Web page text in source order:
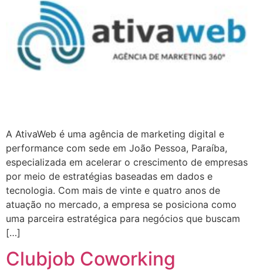
A AtivaWeb é uma agência de marketing digital e
performance com sede em João Pessoa, Paraíba,
especializada em acelerar o crescimento de empresas
por meio de estratégias baseadas em dados e
tecnologia. Com mais de vinte e quatro anos de
atuação no mercado, a empresa se posiciona como
uma parceira estratégica para negócios que buscam
[…]
Clubjob Coworking